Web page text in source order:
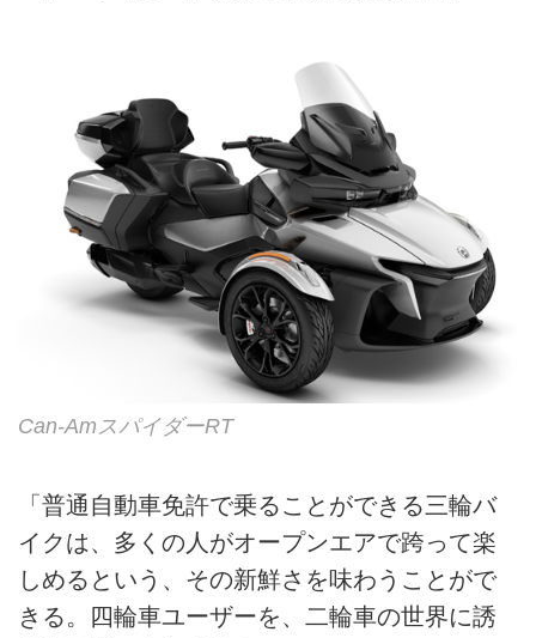
Can-AmスパイダーRT
「普通自動車免許で乗ることができる三輪バ
イクは、多くの人がオープンエアで跨って楽
しめるという、その新鮮さを味わうことがで
きる。四輪車ユーザーを、二輪車の世界に誘